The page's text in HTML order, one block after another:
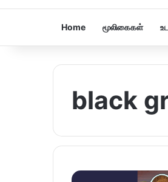
Home மூலிகைகள்
black